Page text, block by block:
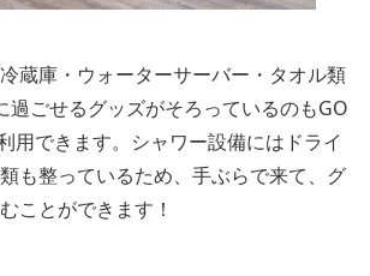
蔵庫・ウォーターサーバー・タオル類
過ごせるグッズがそろっているのもGO
用できます。シャワー設備にはドライ
も整っているため、手ぶらで来て、グ
ことができます！